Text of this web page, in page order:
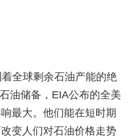
全球剩余石油产能的绝
油储备，EIA公布的全美
最大。他们能在短时期
变人们对石油价格走势